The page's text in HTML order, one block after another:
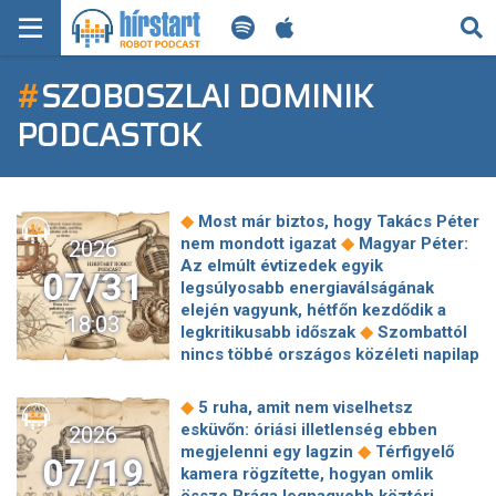
KERESÉS
KEZDŐLAP
FRISS HÍREK
FILM-ZENE-SZÓRAKOZÁS
PLAYLIST
MI AZ A ROBOT PODCAST?
#SZOBOSZLAI DOMINIK
PODCASTOK
2026
07/31
18:03
◆ Most már biztos, hogy Takács Péter
nem mondott igazat ◆ Magyar Péter:
Az elmúlt évtizedek egyik
legsúlyosabb energiaválságának
elején vagyunk, hétfőn kezdődik a
legkritikusabb időszak ◆ Szombattól
nincs többé országos közéleti napilap
is megdöntheti a Duna az alacsony
vízállás rekordját Paksnál,
Budapestnél pedig 0 centi alá
süllyedhet
◆Több ezer új lakás
épülhet Budapest néhány
2026
07/19
◆ 5 ruha, amit nem viselhetsz
esküvőn: óriási illetlenség ebben
megjelenni egy lagzin ◆ Térfigyelő
kamera rögzítette, hogyan omlik